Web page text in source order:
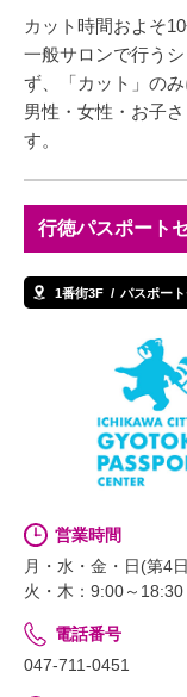
カット時間およそ
一般サロンで行う
ず、「カット」のみ
男性・女性・お子
す。
行徳パスポート
1番街3F パスポー
営業時間
月・水・金・日(第4
火・木：9:00～18:30
電話番号
047-711-0451